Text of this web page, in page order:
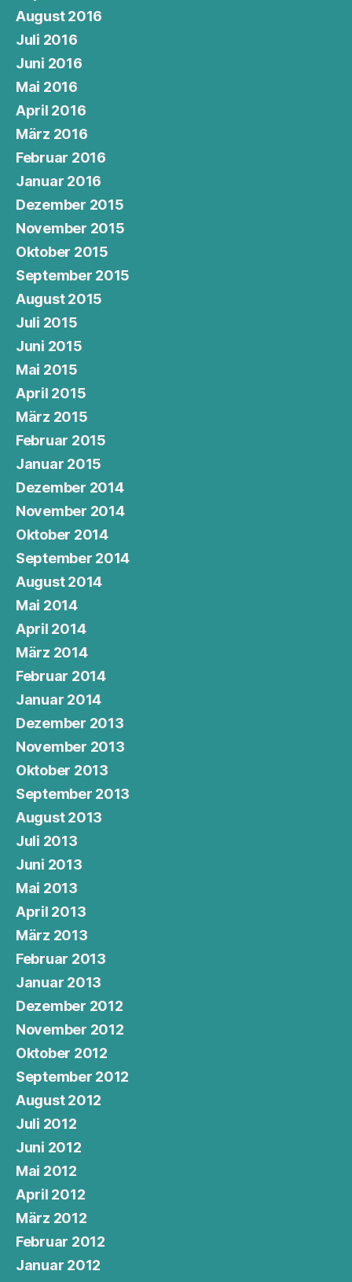
August 2016
Juli 2016
Juni 2016
Mai 2016
April 2016
März 2016
Februar 2016
Januar 2016
Dezember 2015
November 2015
Oktober 2015
September 2015
August 2015
Juli 2015
Juni 2015
Mai 2015
April 2015
März 2015
Februar 2015
Januar 2015
Dezember 2014
November 2014
Oktober 2014
September 2014
August 2014
Mai 2014
April 2014
März 2014
Februar 2014
Januar 2014
Dezember 2013
November 2013
Oktober 2013
September 2013
August 2013
Juli 2013
Juni 2013
Mai 2013
April 2013
März 2013
Februar 2013
Januar 2013
Dezember 2012
November 2012
Oktober 2012
September 2012
August 2012
Juli 2012
Juni 2012
Mai 2012
April 2012
März 2012
Februar 2012
Januar 2012